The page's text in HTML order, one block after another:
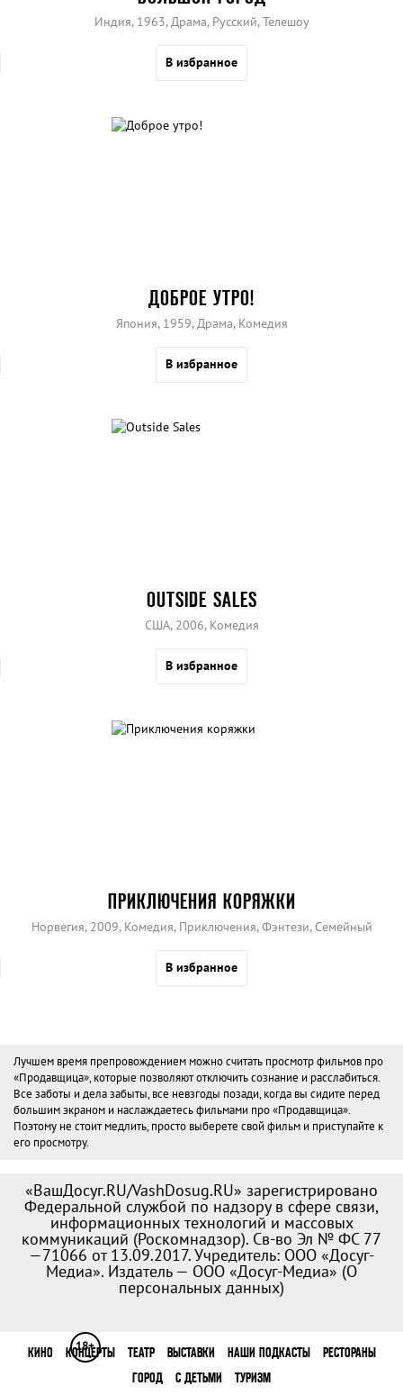
Индия, 1963, Драма, Русский, Телешоу
В избранное
ДОБРОЕ УТРО!
Япония, 1959, Драма, Комедия
В избранное
OUTSIDE SALES
США, 2006, Комедия
В избранное
ПРИКЛЮЧЕНИЯ КОРЯЖКИ
Норвегия, 2009, Комедия, Приключения, Фэнтези, Семейный
В избранное
Лучшем время препровождением можно считать просмотр фильмов про
«Продавщица», которые позволяют отключить сознание и расслабиться.
Все заботы и дела забыты, все невзгоды позади, когда вы сидите перед
большим экраном и наслаждаетесь фильмами про «Продавщица».
Поэтому не стоит медлить, просто выберете свой фильм и приступайте к
его просмотру.
«ВашДосуг.RU/VashDosug.RU» зарегистрировано
Федеральной службой по надзору в сфере связи,
информационных технологий и массовых
коммуникаций (Роскомнадзор). Св-во Эл № ФС 77
—71066 от 13.09.2017. Учредитель: ООО «Досуг-
Медиа». Издатель — ООО «Досуг-Медиа» (О
персональных данных)
18+
КИНО КОНЦЕРТЫ ТЕАТР ВЫСТАВКИ НАШИ ПОДКАСТЫ
РЕСТОРАНЫ
ГОРОД
С ДЕТЬМИ ТУРИЗМ